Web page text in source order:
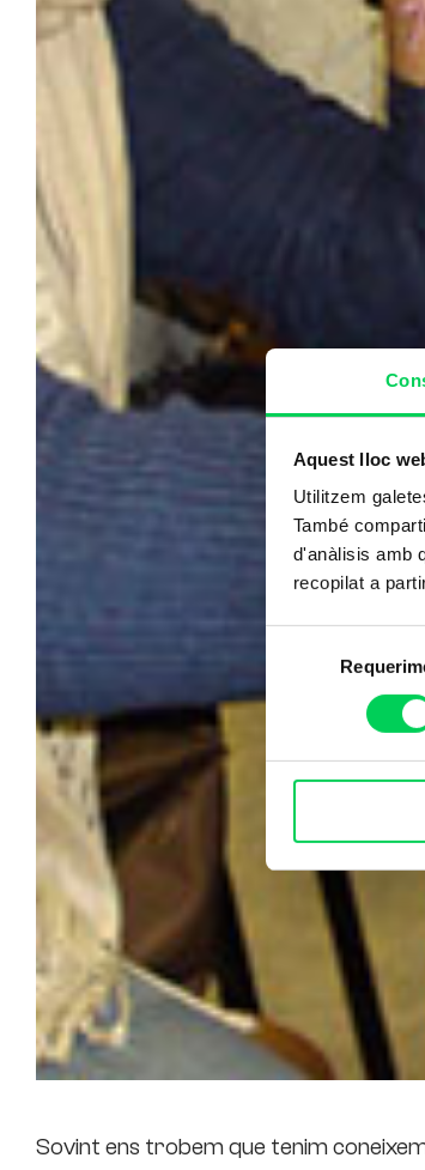
Aquest lloc
Utilitzem
També
d'anàlisis amb
recopilat a
consentiment
Sovint ens trobem que tenim